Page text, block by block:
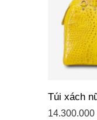
14.300.000